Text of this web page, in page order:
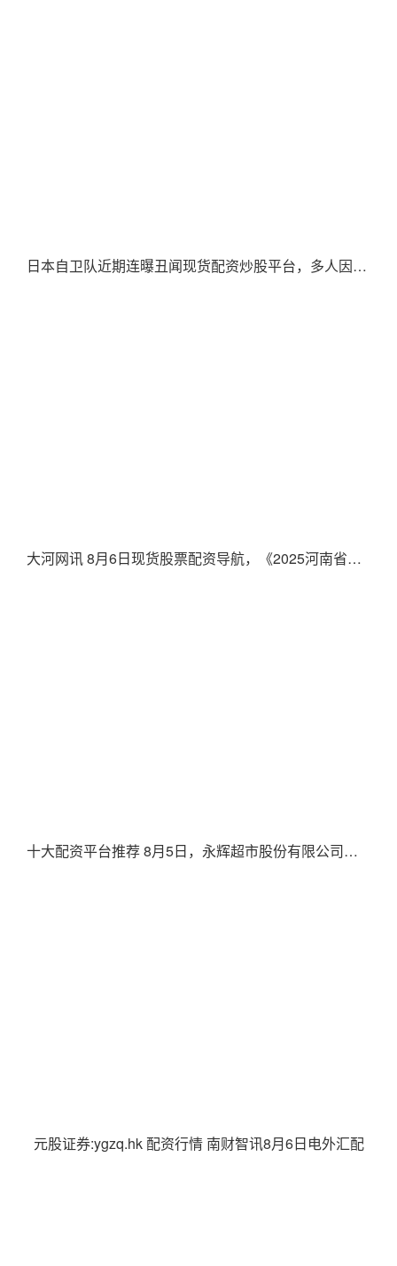
日本自卫队近期连曝丑闻现货配资炒股平台，多人因偷拍、盗窃、猥
大河网讯 8月6日现货股票配资导航，《2025河南省互联网发
十大配资平台推荐 8月5日，永辉超市股份有限公司（以下简称“
元股证券:ygzq.hk 配资行情 南财智讯8月6日电外汇配